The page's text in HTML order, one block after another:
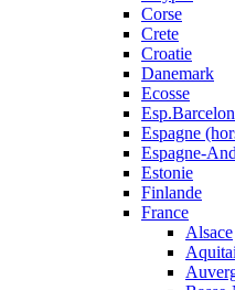
Corse
Crete
Croatie
Danemark
Ecosse
Espagne
Espagne-
Estonie
Finlande
France
Alsace